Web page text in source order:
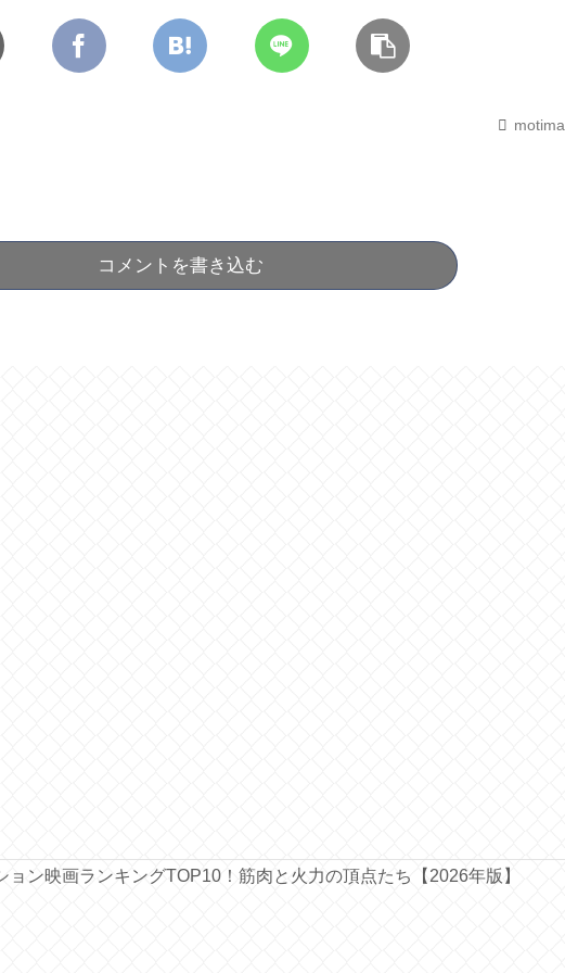
motima
コメントを書き込む
ョン映画ランキングTOP10！筋肉と火力の頂点たち【2026年版】